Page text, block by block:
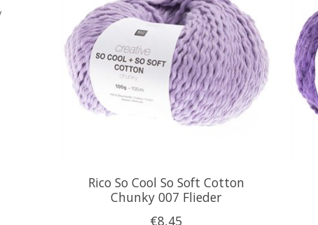
Rico So Cool So Soft Cotton
Chunky 007 Flieder
€8,45